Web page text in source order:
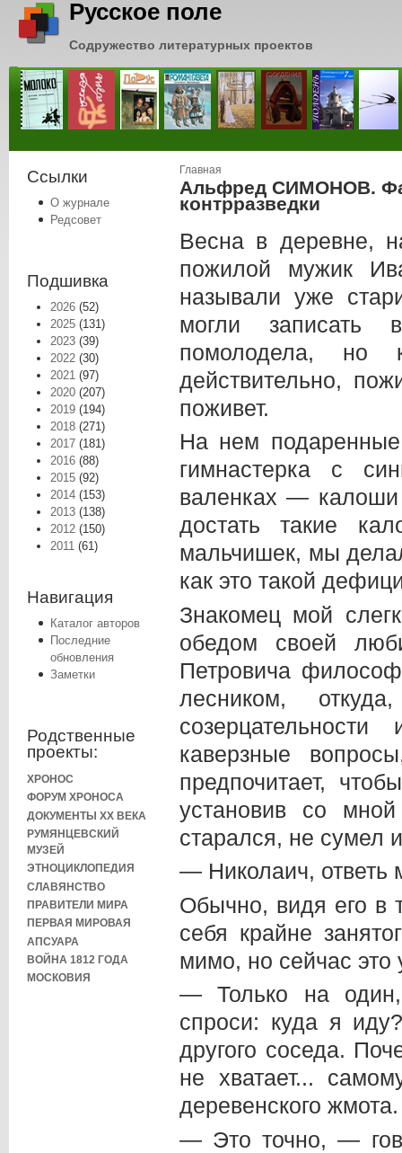
Русское поле
Содружество литературных проектов
Ссылки
О журнале
Редсовет
Подшивка
2026 (52)
2025 (131)
2023 (39)
2022 (30)
2021 (97)
2020 (207)
2019 (194)
2018 (271)
2017 (181)
2016 (88)
2015 (92)
2014 (153)
2013 (138)
2012 (150)
2011 (61)
Навигация
Каталог авторов
Последние
обновления
Заметки
Родственные
проекты:
ХРОНОС
ФОРУМ ХРОНОСА
ДОКУМЕНТЫ XX ВЕКА
РУМЯНЦЕВСКИЙ
МУЗЕЙ
ЭТНОЦИКЛОПЕДИЯ
СЛАВЯНСТВО
ПРАВИТЕЛИ МИРА
ПЕРВАЯ МИРОВАЯ
АПСУАРА
ВОЙНА 1812 ГОДА
МОСКОВИЯ
Вы здесь
Главная
Альфред СИМОНОВ.
контрразведки
Весна в деревне,
пожилой мужик
называли уже
могли записать
помолодела, но
действительно,
поживет.
На нем
гимнастерка с
валенках — калоши
достать такие
мальчишек, мы
как это такой
Знакомец мой
обедом своей
Петровича
лесником,
каверзные
предпочитает,
установив со
старался, не сумел
— Николаич, ответь
Обычно, видя его в
себя крайне
мимо, но сейчас это
— Только на
спроси: куда я
другого соседа.
не хватает...
деревенского жмота.
— Это точно, —